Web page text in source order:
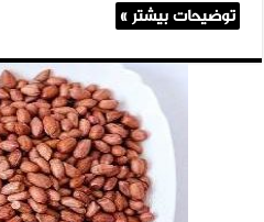
توضیحات بیشتر »